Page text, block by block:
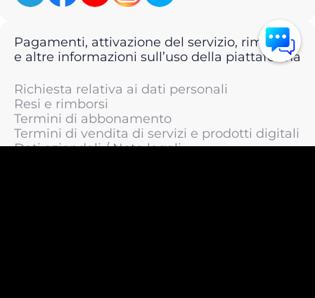
Pagamenti, attivazione del servizio, rimborsi
e altre informazioni sull’uso della piattaforma
Richiesta relativa ai dati personali
Resi e rimborsi
Termini di abbonamento
Termini di vendita di servizi e prodotti digitali
Dati aziendali / Note legali